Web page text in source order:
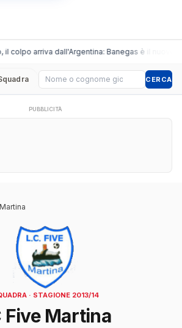
il colpo arriva dall'Argentina: Banegas è il nuovo
Cerca giocatore CERCA
PUBBLICITÀ
· STAGIONE 2013/14
Five Martina